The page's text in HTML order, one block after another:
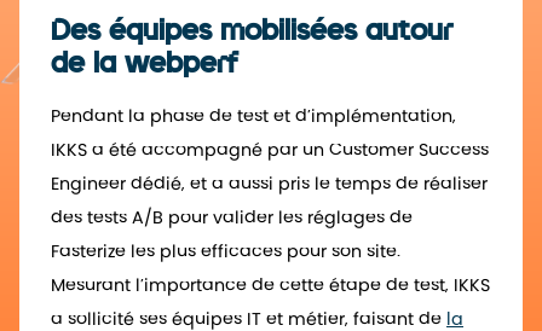
Des équipes mobilisées autour
de la webperf
Pendant la phase de test et d’implémentation,
IKKS a été accompagné par un Customer Success
Engineer dédié, et a aussi pris le temps de réaliser
des tests A/B pour valider les réglages de
Fasterize les plus efficaces pour son site.
Mesurant l’importance de cette étape de test, IKKS
a sollicité ses équipes IT et métier, faisant de la